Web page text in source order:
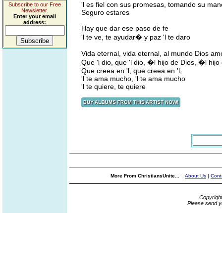
Subscribe to our Free
Newsletter.
Enter your email
address:
'l es fiel con sus promesas, tomando su
Seguro estares
Hay que dar ese paso de fe
'l te ve, te ayudar� y paz 'l te daro
Vida eternal, vida eternal, al mundo Dios
Que 'l dio, que 'l dio, �l hijo de Dios, �l hijo
Que creea en 'l, que creea en 'l,
'l te ama mucho, 'l te ama mucho
'l te quiere, te quiere
More From ChristiansUnite... About Us |
Please send